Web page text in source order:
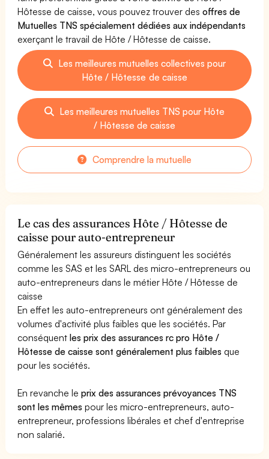
Hôtesse de caisse, vous pouvez trouver desoffres de
Mutuelles TNS spécialement dédiées aux indépendants
exerçant le travail de Hôte / Hôtesse de caisse.
Les meilleures mutuelles collectives pour
Hôte / Hôtesse de caisse
Les meilleures mutuelles TNS pour Hôte
/ Hôtesse de caisse
Comprendre la mutuelle
Le cas des assurances Hôte / Hôtesse de
caisse pour auto-entrepreneur
Généralement les assureurs distinguent les sociétés
comme les SAS et les SARL des micro-entrepreneurs ou
auto-entrepreneurs dans le métier Hôte / Hôtesse de
caisse
En effet les auto-entrepreneurs ont généralement des
volumes d'activité plus faibles que les sociétés. Par
conséquentles prix des assurances rc pro Hôte /
Hôtesse de caisse sont généralement plus faibles que
pour les sociétés.
En revanche leprix des assurances prévoyances TNS
sont les mêmes pour les micro-entrepreneurs, auto-
entrepreneur, professions libérales et chef d'entreprise
non salarié.